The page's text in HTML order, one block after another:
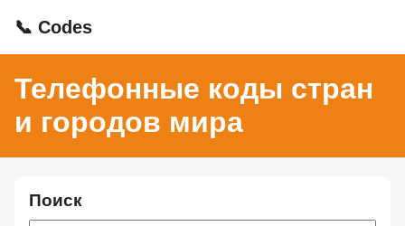
📞 Codes
Телефонные коды стран
и городов мира
Поиск